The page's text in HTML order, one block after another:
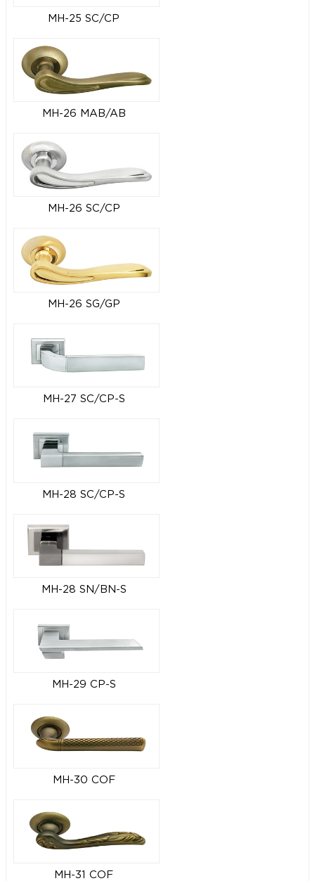
MH-25 SC/CP
MH-26 MAB/AB
MH-26 SC/CP
MH-26 SG/GP
MH-27 SC/CP-S
MH-28 SC/CP-S
MH-28 SN/BN-S
MH-29 CP-S
MH-30 COF
MH-31 COF